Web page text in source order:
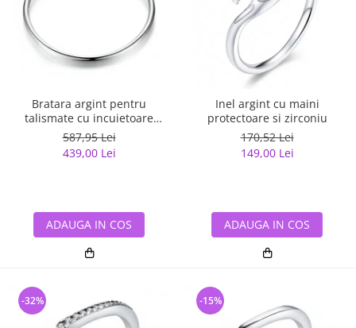
Bratara argint pentru
talismate cu incuietoare
sferica
587,95 Lei
439,00 Lei
ADAUGA IN COS
Inel argint cu maini
protectoare si zirconiu
170,52 Lei
149,00 Lei
ADAUGA IN COS
-32% -15%